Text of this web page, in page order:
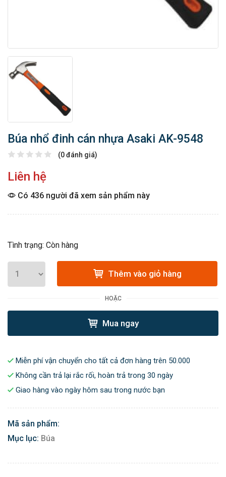
Búa nhổ đinh cán nhựa Asaki AK-9548
(0 đánh giá)
Liên hệ
Có 436 người đã xem sản phẩm này
Tình trạng: Còn hàng
Thêm vào giỏ hàng
HOẶC
Mua ngay
Miễn phí vận chuyển cho tất cả đơn hàng trên 50.000
Không cần trả lại rắc rối, hoàn trả trong 30 ngày
Giao hàng vào ngày hôm sau trong nước bạn
Mã sản phẩm:
Mục lục: Búa